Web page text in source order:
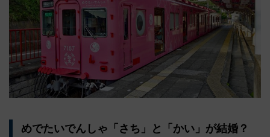
めでたいでんしゃ「さち」と「かい」が結婚？